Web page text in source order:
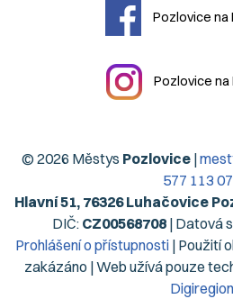
Pozlovice na
Pozlovice na
© 2026 Městys Pozlovice|
577 113
Hlavní 51, 76326 Luhačovice
DIČ: CZ00568708 | Datová
Prohlášení o přístupnosti | Použití
zakázáno | Web užívá pouze
Digiregion